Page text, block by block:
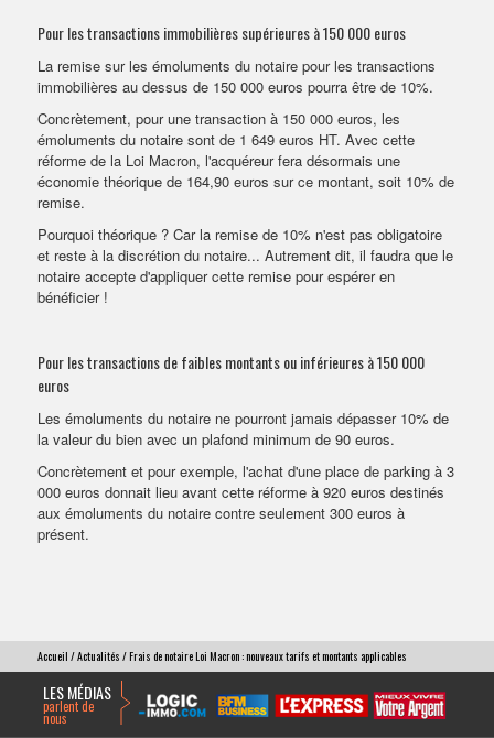
Pour les transactions immobilières supérieures à 150 000 euros
La remise sur les émoluments du notaire pour les transactions
immobilières au dessus de 150 000 euros pourra être de 10%.
Concrètement, pour une transaction à 150 000 euros, les
émoluments du notaire sont de 1 649 euros HT. Avec cette
réforme de la Loi Macron, l'acquéreur fera désormais une
économie théorique de 164,90 euros sur ce montant, soit 10% de
remise.
Pourquoi théorique ? Car la remise de 10% n'est pas obligatoire
et reste à la discrétion du notaire... Autrement dit, il faudra que le
notaire accepte d'appliquer cette remise pour espérer en
bénéficier !
Pour les transactions de faibles montants ou inférieures à 150 000
euros
Les émoluments du notaire ne pourront jamais dépasser 10% de
la valeur du bien avec un plafond minimum de 90 euros.
Concrètement et pour exemple, l'achat d'une place de parking à 3
000 euros donnait lieu avant cette réforme à 920 euros destinés
aux émoluments du notaire contre seulement 300 euros à
présent.
Accueil /Actualités / Frais de notaire Loi Macron : nouveaux tarifs et montants applicables
LES MÉDIAS
parlent de
nous